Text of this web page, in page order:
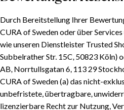
Durch Bereitstellung Ihrer
CURA of Sweden oder über
wie unseren Dienstleister Trusted
Subbelrather Str. 15C, 50823 Köln)
AB, Norrtullsgatan 6, 113 29
CURA of Sweden (a) das nicht-
unbefristete, übertragbare,
lizenzierbare Recht zur Nutzung,